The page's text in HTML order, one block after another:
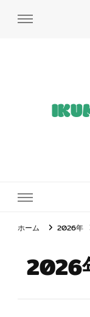
ホーム 2026年
2026